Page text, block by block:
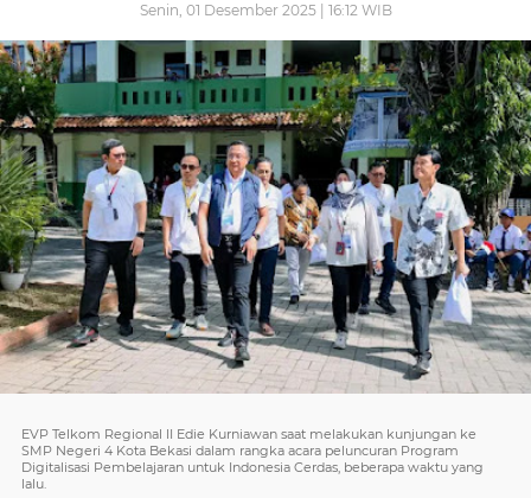
Senin, 01 Desember 2025 | 16:12 WIB
EVP Telkom Regional II Edie Kurniawan saat melakukan kunjungan ke
SMP Negeri 4 Kota Bekasi dalam rangka acara peluncuran Program
Digitalisasi Pembelajaran untuk Indonesia Cerdas, beberapa waktu yang
lalu.